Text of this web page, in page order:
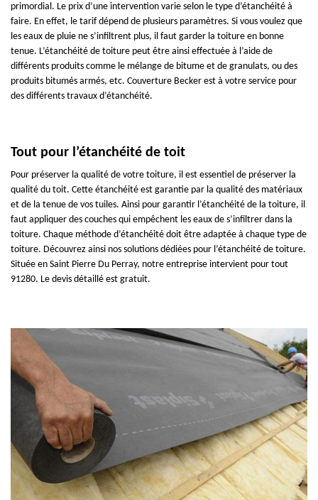
primordial. Le prix d’une intervention varie selon le type d’étanchéité à
faire. En effet, le tarif dépend de plusieurs paramètres. Si vous voulez que
les eaux de pluie ne s’infiltrent plus, il faut garder la toiture en bonne
tenue. L’étanchéité de toiture peut être ainsi effectuée à l’aide de
différents produits comme le mélange de bitume et de granulats, ou des
produits bitumés armés, etc. Couverture Becker est à votre service pour
des différents travaux d’étanchéité.
Tout pour l’étanchéité de toit
Pour préserver la qualité de votre toiture, il est essentiel de préserver la
qualité du toit. Cette étanchéité est garantie par la qualité des matériaux
et de la tenue de vos tuiles. Ainsi pour garantir l’étanchéité de la toiture, il
faut appliquer des couches qui empêchent les eaux de s’infiltrer dans la
toiture. Chaque méthode d’étanchéité doit être adaptée à chaque type de
toiture. Découvrez ainsi nos solutions dédiées pour l’étanchéité de toiture.
Située en Saint Pierre Du Perray, notre entreprise intervient pour tout
91280. Le devis détaillé est gratuit.